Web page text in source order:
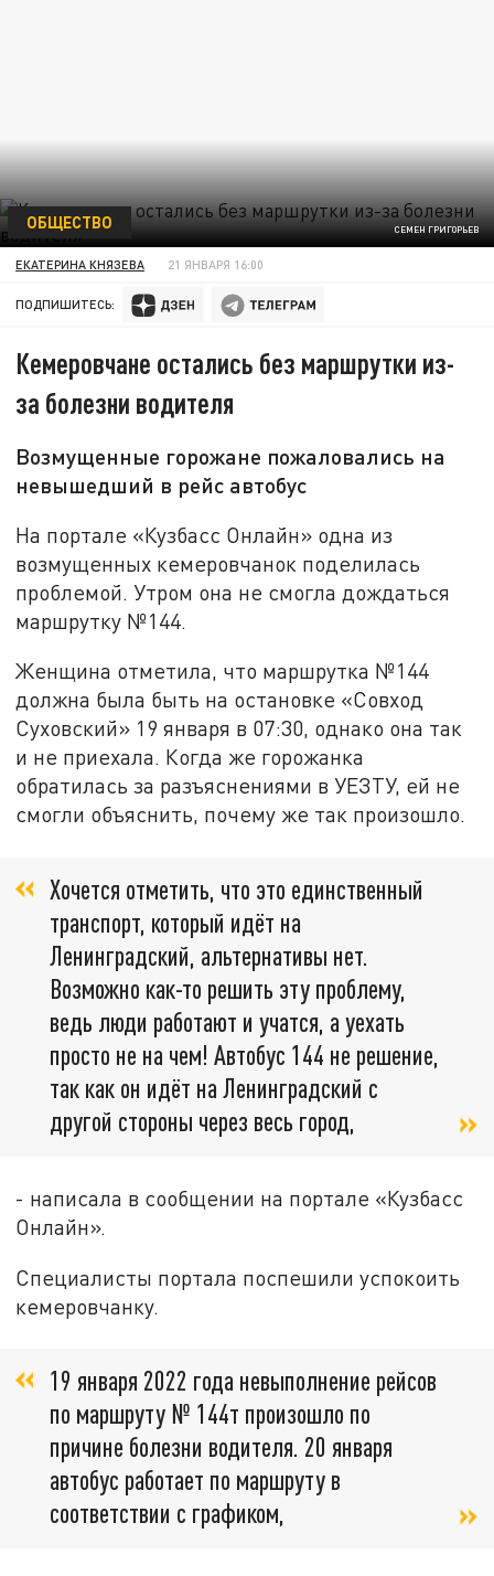
СЕМЕН ГРИГОРЬЕВ
ОБЩЕСТВО
ЕКАТЕРИНА КНЯЗЕВА 21 ЯНВАРЯ 16:00
ПОДПИШИТЕСЬ:
Кемеровчане остались без маршрутки из-
за болезни водителя
Возмущенные горожане пожаловались на
невышедший в рейс автобус
На портале «Кузбасс Онлайн» одна из
возмущенных кемеровчанок поделилась
проблемой. Утром она не смогла дождаться
маршрутку №144.
Женщина отметила, что маршрутка №144
должна была быть на остановке «Совход
Суховский» 19 января в 07:30, однако она так
и не приехала. Когда же горожанка
обратилась за разъяснениями в УЕЗТУ, ей не
смогли объяснить, почему же так произошло.
Хочется отметить, что это единственный
транспорт, который идёт на
Ленинградский, альтернативы нет.
Возможно как-то решить эту проблему,
ведь люди работают и учатся, а уехать
просто не на чем! Автобус 144 не решение,
так как он идёт на Ленинградский с
другой стороны через весь город,
- написала в сообщении на портале «Кузбасс
Онлайн».
Специалисты портала поспешили успокоить
кемеровчанку.
19 января 2022 года невыполнение рейсов
по маршруту № 144т произошло по
причине болезни водителя. 20 января
автобус работает по маршруту в
соответствии с графиком,